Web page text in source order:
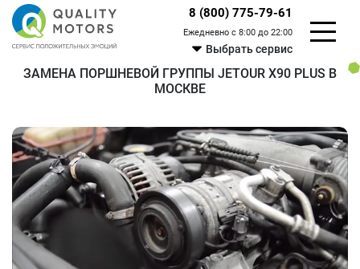
8 (800) 775-79-61
Ежедневно с 8:00 до 22:00
Выбрать сервис
ЗАМЕНА ПОРШНЕВОЙ ГРУППЫ JETOUR X90 PLUS В
МОСКВЕ